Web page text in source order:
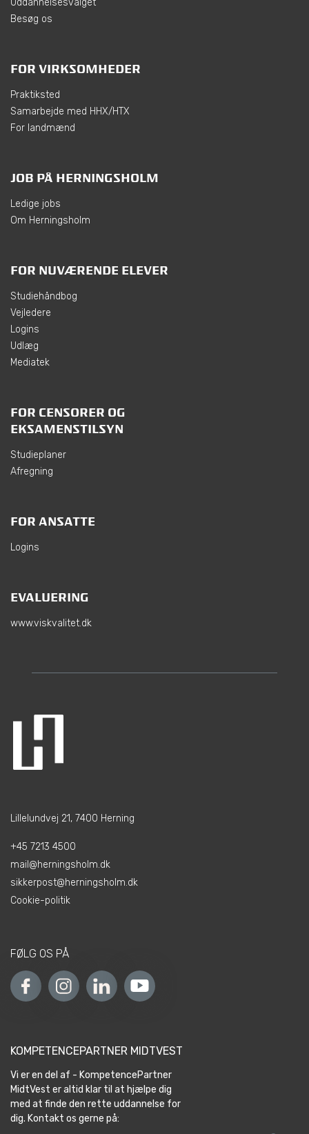
Besøg os
FOR VIRKSOMHEDER
Praktiksted
Samarbejde med HHX/HTX
For landmænd
JOB PÅ HERNINGSHOLM
Ledige jobs
Om Herningsholm
FOR NUVÆRENDE ELEVER
Studiehåndbog
Vejledere
Logins
Udlæg
Mediatek
FOR CENSORER OG
EKSAMENSTILSYN
Studieplaner
Afregning
FOR ANSATTE
Logins
EVALUERING
www.viskvalitet.dk
Lillelundvej 21, 7400 Herning
+45 7213 4500
mail@herningsholm.dk
sikkerpost@herningsholm.dk
Cookie-politik
FØLG OS PÅ
KOMPETENCEPARTNER MIDTVEST
Vi er en del af - KompetencePartner
MidtVest er altid klar til at hjælpe dig
med at finde den rette uddannelse for
dig. Kontakt os gerne på: